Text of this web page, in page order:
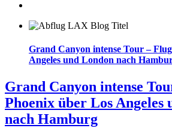
Grand Canyon intense Tour –
Angeles und London nach
Grand Canyon intense
Phoenix über Los Angeles
nach Hamburg